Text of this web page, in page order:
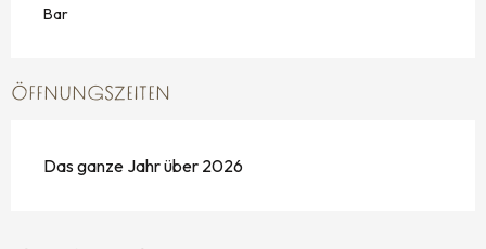
Bar
ÖFFNUNGSZEITEN
Das ganze Jahr über 2026